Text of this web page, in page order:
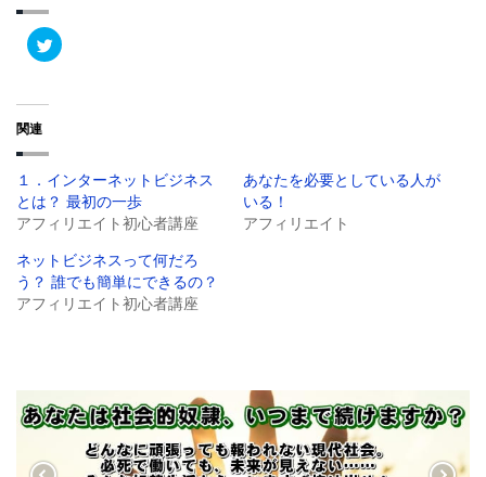
ク
リ
t
e
r
で
共
有
新
し
い
ウ
ィ
ま
す
)
関連
１．インターネットビジネス
とは？ 最初の一歩
アフィリエイト初心者講座
あなたを必要としている人が
いる！
アフィリエイト
ネットビジネスって何だろ
う？ 誰でも簡単にできるの？
アフィリエイト初心者講座